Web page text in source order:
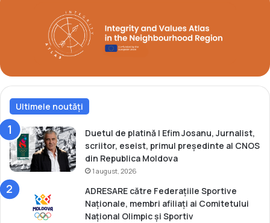
Ultimele noutăți
Duetul de platină | Efim Josanu, Jurnalist,
scriitor, eseist, primul președinte al CNOS
din Republica Moldova
1 august, 2026
ADRESARE către Federațiile Sportive
Naționale, membri afiliați ai Comitetului
Național Olimpic și Sportiv